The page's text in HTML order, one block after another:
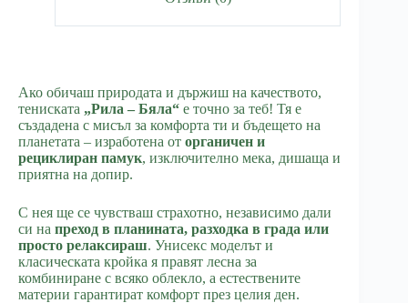
Ако обичаш природата и държиш на качеството,
тениската „Рила – Бяла“ е точно за теб! Тя е
създадена с мисъл за комфорта ти и бъдещето на
планетата – изработена от органичен и
рециклиран памук, изключително мека, дишаща и
приятна на допир.
С нея ще се чувстваш страхотно, независимо дали
си на преход в планината, разходка в града или
просто релаксираш. Унисекс моделът и
класическата кройка я правят лесна за
комбиниране с всяко облекло, а естествените
материи гарантират комфорт през целия ден.